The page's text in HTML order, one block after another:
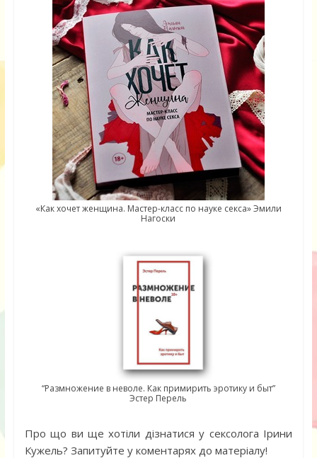
«Как хочет женщина. Мастер-класс по науке секса» Эмили
Нагоски
“Размножение в неволе. Как примирить эротику и быт”
Эстер Перель
Про що ви ще хотіли дізнатися у сексолога Ірини
Кужель? Запитуйте у коментарях до матеріалу!